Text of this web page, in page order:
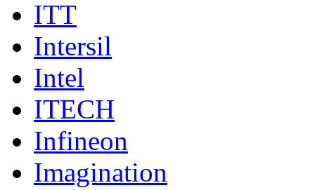
ITT
Intersil
Intel
ITECH
Infineon
Imagination